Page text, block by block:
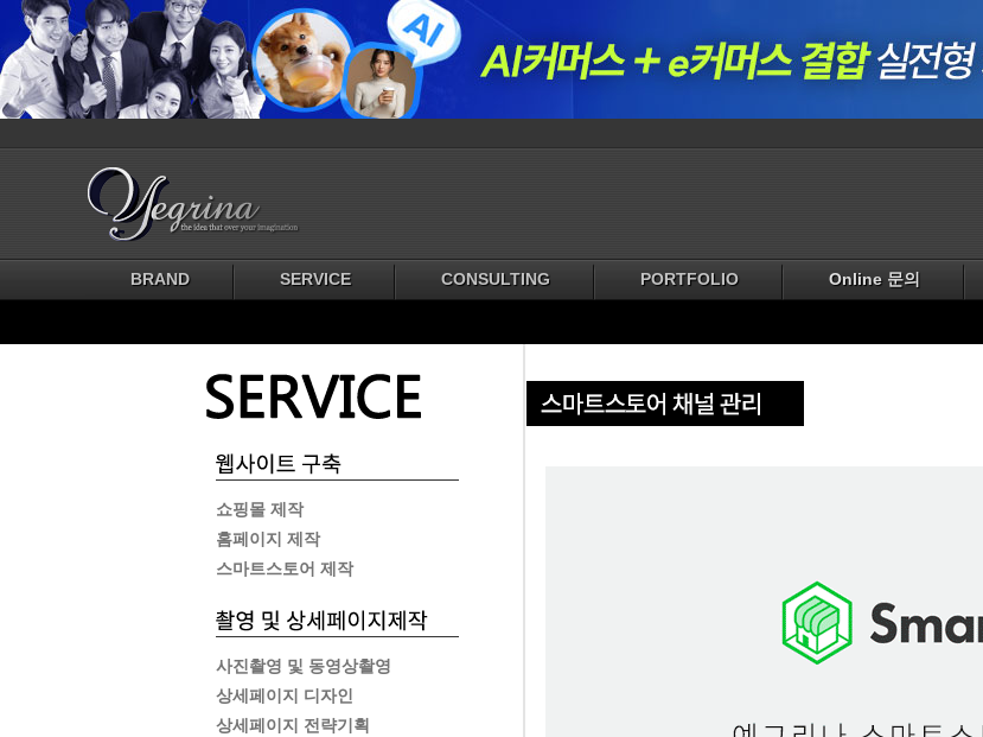
BRAND SERVICE CONSULTING PORTFOLIO Online 문의
쇼핑몰 제작
홈페이지 제작
스마트스토어 제작
사진촬영 및 동영상촬영
상세페이지 디자인
상세페이지 전략기획